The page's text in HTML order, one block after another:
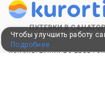
ПУТЕВКИ В
КОНСУЛЬТАЦИИ ПО
Чтобы улучшить работу
Подробнее